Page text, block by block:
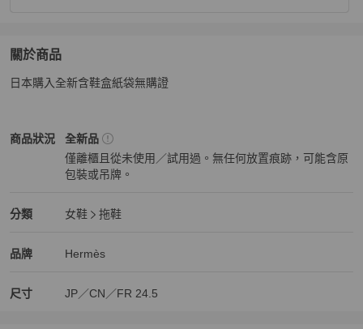
關於商品
關於二舅鞋商品詳情與購買須知
日本購入全新含鞋盒紙袋無購證
商品狀況
Hermès女鞋商品狀態與細節
全新品
僅離櫃且從未使用／試用過。無任何放置痕跡，可能含原
包裝或吊牌。
分類
Hermès 女鞋分類資訊
女鞋
拖鞋
品牌
Hermès 精品女鞋品牌介紹
Hermès
Hermès 推薦清單
尺寸 JP／CN／FR 24.5